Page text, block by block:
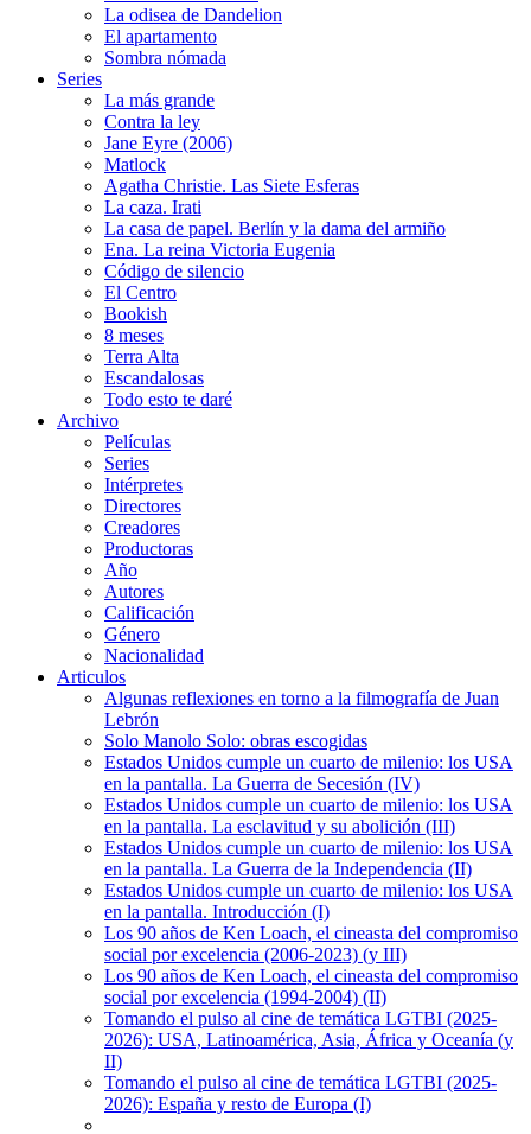
La odisea de Dandelion
El apartamento
Sombra nómada
Series
La más grande
Contra la ley
Jane Eyre (2006)
Matlock
Agatha Christie. Las Siete Esferas
La caza. Irati
La casa de papel. Berlín y la dama del armiño
Ena. La reina Victoria Eugenia
Código de silencio
El Centro
Bookish
8 meses
Terra Alta
Escandalosas
Todo esto te daré
Archivo
Películas
Series
Intérpretes
Directores
Creadores
Productoras
Año
Autores
Calificación
Género
Nacionalidad
Articulos
Algunas reflexiones en torno a la filmografía de Juan
Lebrón
Solo Manolo Solo: obras escogidas
Estados Unidos cumple un cuarto de milenio: los USA
en la pantalla. La Guerra de Secesión (IV)
Estados Unidos cumple un cuarto de milenio: los USA
en la pantalla. La esclavitud y su abolición (III)
Estados Unidos cumple un cuarto de milenio: los USA
en la pantalla. La Guerra de la Independencia (II)
Estados Unidos cumple un cuarto de milenio: los USA
en la pantalla. Introducción (I)
Los 90 años de Ken Loach, el cineasta del compromiso
social por excelencia (2006-2023) (y III)
Los 90 años de Ken Loach, el cineasta del compromiso
social por excelencia (1994-2004) (II)
Tomando el pulso al cine de temática LGTBI (2025-
2026): USA, Latinoamérica, Asia, África y Oceanía (y
II)
Tomando el pulso al cine de temática LGTBI (2025-
2026): España y resto de Europa (I)